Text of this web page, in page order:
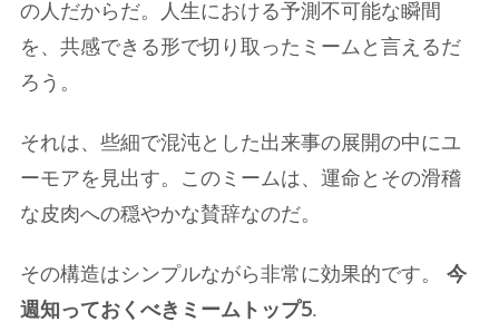
の人だからだ。人生における予測不可能な瞬間
を、共感できる形で切り取ったミームと言えるだ
ろう。
それは、些細で混沌とした出来事の展開の中にユ
ーモアを見出す。このミームは、運命とその滑稽
な皮肉への穏やかな賛辞なのだ。
その構造はシンプルながら非常に効果的です。 今
週知っておくべきミームトップ5.